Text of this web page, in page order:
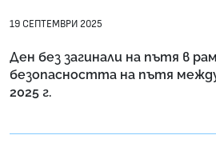
19 СЕПТЕМВРИ 2025
Ден без загинали на пътя в
безопасността на пътя
2025 г.